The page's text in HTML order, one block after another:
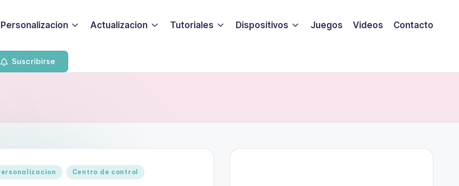
Personalizacion Actualizacion Tutoriales Dispositivos Juegos Videos Contacto
Suscribirse
Centro de control